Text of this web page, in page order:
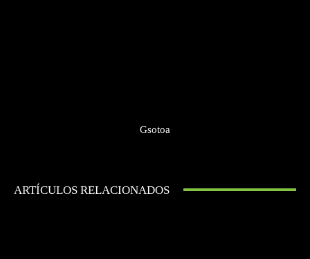
Gsotoa
ARTÍCULOS RELACIONADOS